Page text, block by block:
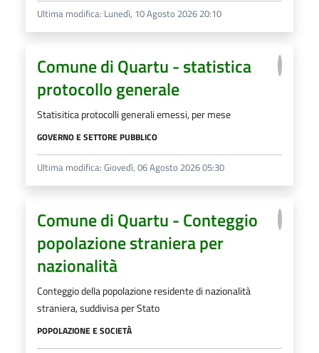
Ultima modifica: Lunedì, 10 Agosto 2026 20:10
Comune di Quartu - statistica
protocollo generale
Statisitica protocolli generali emessi, per mese
GOVERNO E SETTORE PUBBLICO
Ultima modifica: Giovedì, 06 Agosto 2026 05:30
Comune di Quartu - Conteggio
popolazione straniera per
nazionalità
Conteggio della popolazione residente di nazionalità
straniera, suddivisa per Stato
POPOLAZIONE E SOCIETÀ